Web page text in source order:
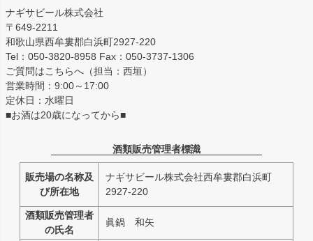
ナギサビール株式会社
〒649-2211
和歌山県西牟婁郡白浜町2927-220
Tel：050-3820-8958 Fax：050-3737-1306
ご質問はこちらへ（担当：西垣）
営業時間：9:00～17:00
定休日：水曜日
■お酒は20歳になってから■
酒類販売管理者標識
販売場の名称及
び所在地
ナギサビール株式会社西牟婁郡白浜町
2927-220
酒類販売管理者
の氏名
眞鍋 和矢